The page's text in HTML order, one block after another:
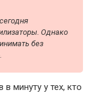
Однако
без
минуту у тех, кто